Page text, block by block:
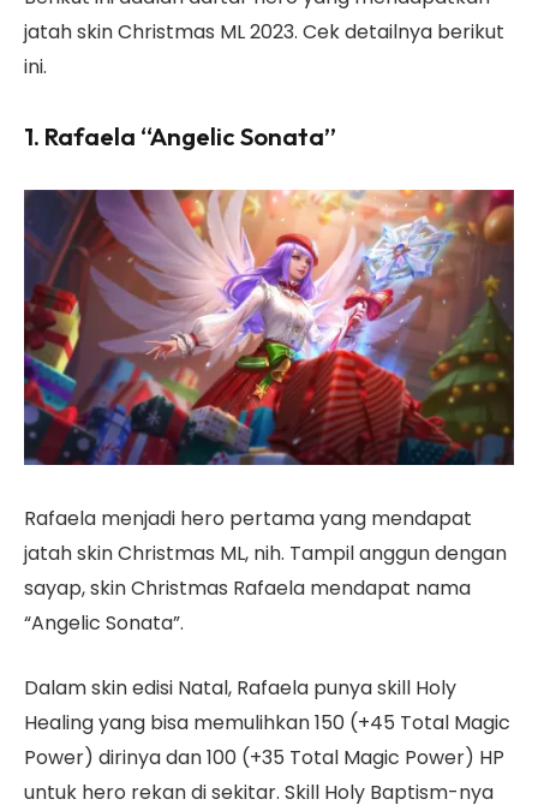
jatah skin Christmas ML 2023. Cek detailnya berikut
ini.
1. Rafaela “Angelic Sonata”
Rafaela menjadi hero pertama yang mendapat
jatah skin Christmas ML, nih. Tampil anggun dengan
sayap, skin Christmas Rafaela mendapat nama
“Angelic Sonata”.
Dalam skin edisi Natal, Rafaela punya skill Holy
Healing yang bisa memulihkan 150 (+45 Total Magic
Power) dirinya dan 100 (+35 Total Magic Power) HP
untuk hero rekan di sekitar. Skill Holy Baptism-nya